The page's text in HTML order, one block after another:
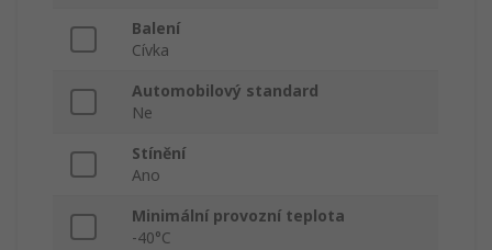
Balení
Cívka
Automobilový standard
Ne
Stínění
Ano
Minimální provozní teplota
-40°C